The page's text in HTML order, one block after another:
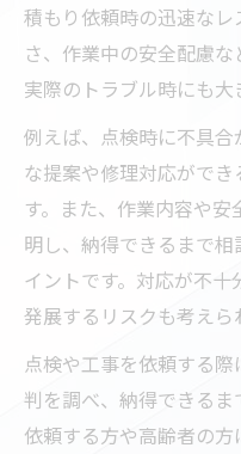
積もり依頼時の迅速な
さ、作業中の安全配慮な
実際のトラブル時にも大
例えば、点検時に不具
な提案や修理対応がで
す。また、作業内容や
明し、納得できるまで
イントです。対応が不
発展するリスクも考えら
点検や工事を依頼する
判を調べ、納得できる
依頼する方や高齢者の